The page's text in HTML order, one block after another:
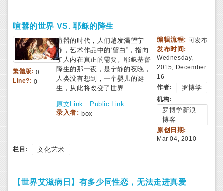
喧嚣的世界 VS. 耶稣的降生
繁體版: 0
Line?:0
喧嚣的时代，人们越发渴望宁
静，艺术作品中的“留白”，指向
了人内在真正的需要。耶稣基督
降生的那一夜，是宁静的夜晚，
人类没有想到，一个婴儿的诞
生，从此将改变了世界……
原文Link
Public Link
录入者:box
编辑流程: 可发布
发布时间:
Wednesday,
2015, December
16
作者:
罗博学
机构:
罗博学新浪
博客
原创日期:
Mar 04, 2010
栏目:
文化艺术
【世界艾滋病日】有多少同性恋，无法走进真爱